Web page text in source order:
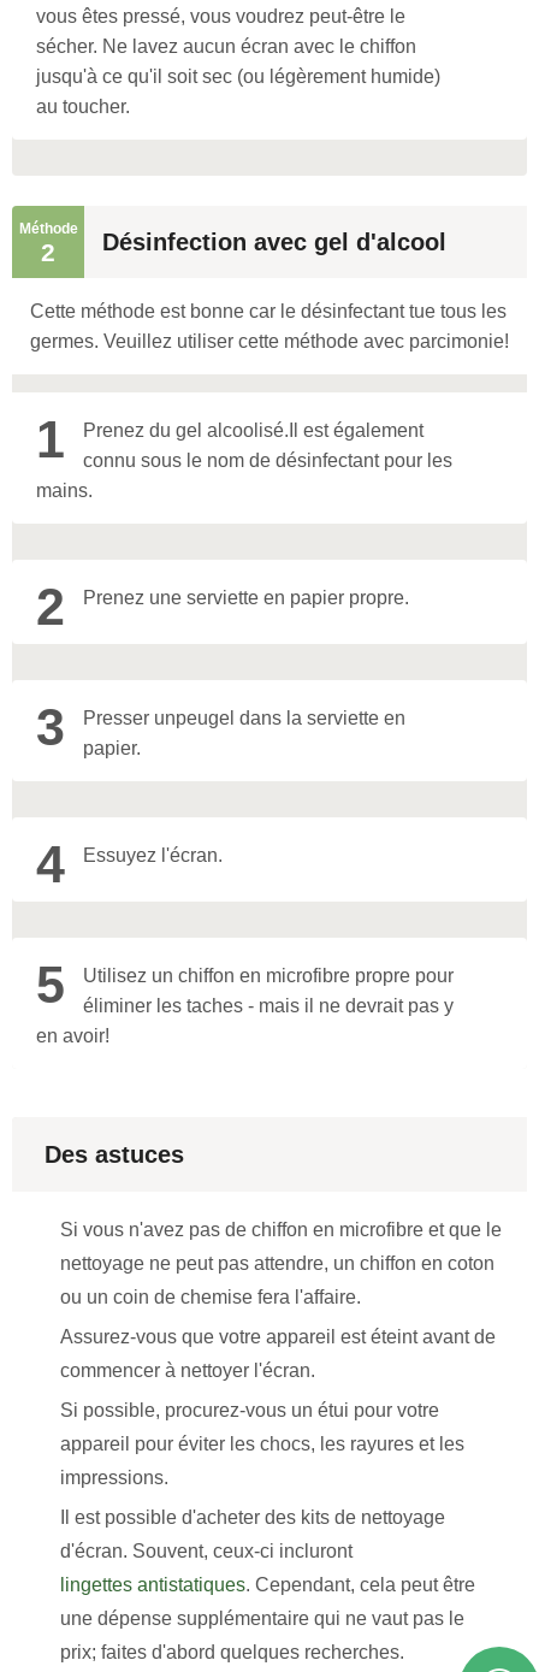
vous êtes pressé, vous voudrez peut-être le
sécher. Ne lavez aucun écran avec le chiffon
jusqu'à ce qu'il soit sec (ou légèrement humide)
au toucher.
Méthode
2 Désinfection avec gel d'alcool
Cette méthode est bonne car le désinfectant tue tous les
germes. Veuillez utiliser cette méthode avec parcimonie!
1 Prenez du gel alcoolisé. Il est également
connu sous le nom de désinfectant pour les
mains.
2 Prenez une serviette en papier propre.
3 Presser unpeugel dans la serviette en
papier.
4 Essuyez l'écran.
5
Utilisez un chiffon en microfibre propre pour
éliminer les taches - mais il ne devrait pas y
en avoir!
Des astuces
Si vous n'avez pas de chiffon en microfibre et que le
nettoyage ne peut pas attendre, un chiffon en coton
ou un coin de chemise fera l'affaire.
Assurez-vous que votre appareil est éteint avant de
commencer à nettoyer l'écran.
Si possible, procurez-vous un étui pour votre
appareil pour éviter les chocs, les rayures et les
impressions.
Il est possible d'acheter des kits de nettoyage
d'écran. Souvent, ceux-ci incluront
lingettes antistatiques. Cependant, cela peut être
une dépense supplémentaire qui ne vaut pas le
prix; faites d'abord quelques recherches.